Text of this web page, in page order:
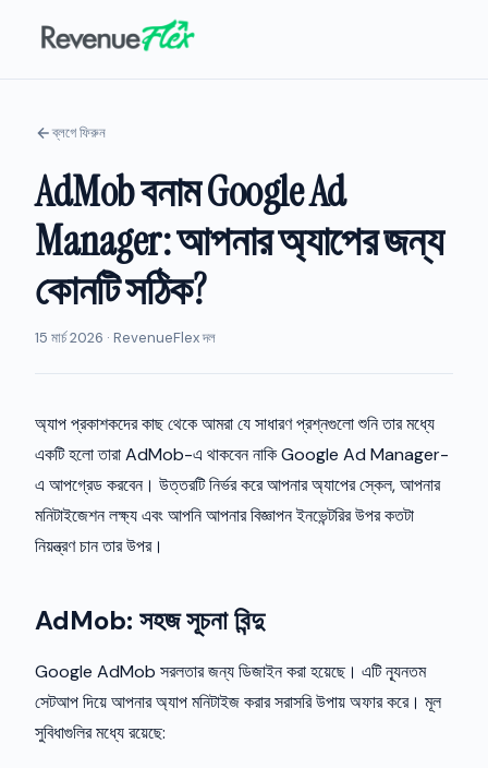
ব্লগে ফিরুন
AdMob বনাম Google Ad
Manager: আপনার অ্যাপের জন্য
কোনটি সঠিক?
15 মার্চ 2026 · RevenueFlex দল
অ্যাপ প্রকাশকদের কাছ থেকে আমরা যে সাধারণ প্রশ্নগুলো শুনি তার মধ্যে
একটি হলো তারা AdMob-এ থাকবেন নাকি Google Ad Manager-
এ আপগ্রেড করবেন। উত্তরটি নির্ভর করে আপনার অ্যাপের স্কেল, আপনার
মনিটাইজেশন লক্ষ্য এবং আপনি আপনার বিজ্ঞাপন ইনভেন্টরির উপর কতটা
নিয়ন্ত্রণ চান তার উপর।
AdMob: সহজ সূচনা বিন্দু
Google AdMob সরলতার জন্য ডিজাইন করা হয়েছে। এটি ন্যূনতম
সেটআপ দিয়ে আপনার অ্যাপ মনিটাইজ করার সরাসরি উপায় অফার করে। মূল
সুবিধাগুলির মধ্যে রয়েছে: